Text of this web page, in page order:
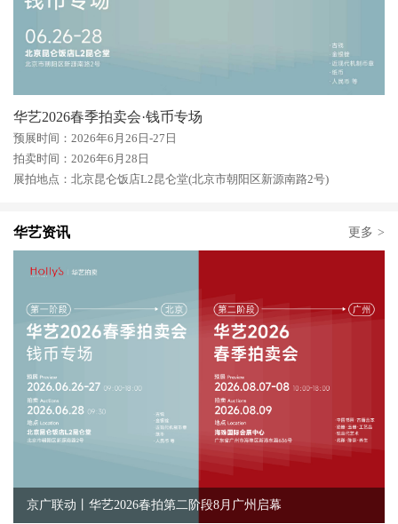
华艺2026春季拍卖会·钱币专场
预展时间：2026年6月26日-27日
拍卖时间：2026年6月28日
展拍地点：北京昆仑饭店L2昆仑堂(北京市朝阳区新源南路2号)
华艺资讯 更多 >
京广联动丨华艺2026春拍第二阶段8月广州启幕